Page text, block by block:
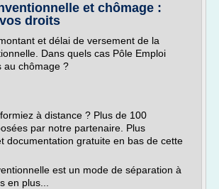
et chômage :
droits
et délai de versement de la
Dans quels cas Pôle Emploi
au chômage ?
à distance ? Plus de 100
par notre partenaire. Plus
documentation gratuite en bas de cette
est un mode de séparation à
en plus...